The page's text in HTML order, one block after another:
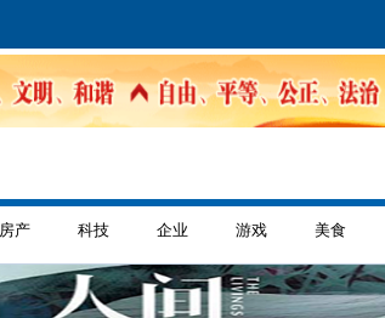
房产 科技 企业 游戏 美食